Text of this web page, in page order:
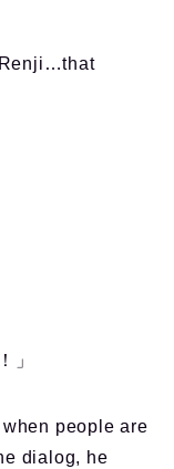
Renji…that
」
when people are
dialog, he